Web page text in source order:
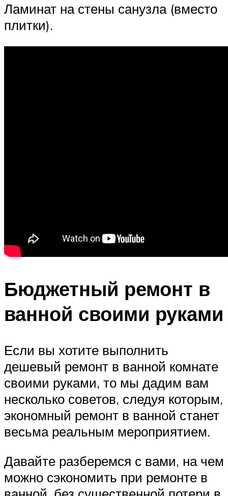
Ламинат на стены санузла (вместо
плитки).
Бюджетный ремонт в
ванной своими руками
Если вы хотите выполнить
дешевый ремонт в ванной комнате
своими руками, то мы дадим вам
несколько советов, следуя которым,
экономный ремонт в ванной станет
весьма реальным мероприятием.
Давайте разберемся с вами, на чем
можно сэкономить при ремонте в